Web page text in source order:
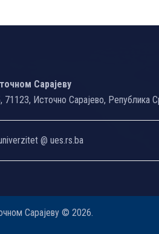
Сарајеву
Источно Сарајево, Република
@ ues.rs.ba
Сарајеву © 2026.